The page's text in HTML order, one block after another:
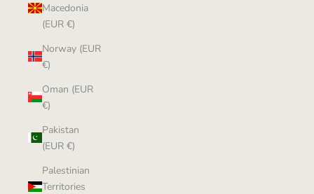
Macedonia
(EUR €)
Norway (EUR
€)
Oman (EUR
€)
Pakistan
(EUR €)
Palestinian
Territories